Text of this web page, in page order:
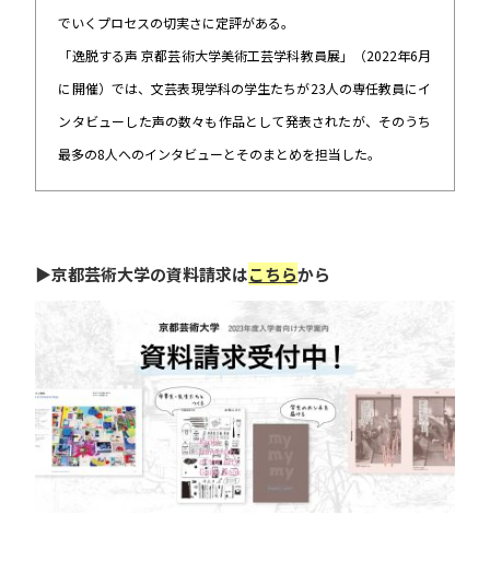
でいくプロセスの切実さに定評がある。
「逸脱する声 京都芸術大学美術工芸学科教員展」（2022年6月
に開催）では、文芸表現学科の学生たちが23人の専任教員にイ
ンタビューした声の数々も作品として発表されたが、そのうち
最多の8人へのインタビューとそのまとめを担当した。
▶京都芸術大学の資料請求はこちらから